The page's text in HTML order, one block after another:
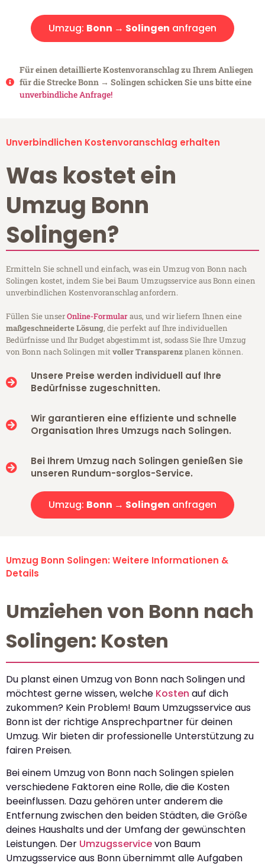
Umzug: Bonn → Solingen anfragen
Für einen detaillierte Kostenvoranschlag zu Ihrem Anliegen
für die Strecke Bonn → Solingen schicken Sie uns bitte eine
unverbindliche Anfrage!
Unverbindlichen Kostenvoranschlag erhalten
Was kostet ein
Umzug Bonn
Solingen?
Ermitteln Sie schnell und einfach, was ein Umzug von Bonn nach
Solingen kostet, indem Sie bei Baum Umzugsservice aus Bonn einen
unverbindlichen Kostenvoranschlag anfordern.
Füllen Sie unserOnline-Formularaus, und wir liefern Ihnen eine
maßgeschneiderte Lösung, die perfekt auf Ihre individuellen
Bedürfnisse und Ihr Budget abgestimmt ist, sodass Sie Ihre Umzug
von Bonn nach Solingen mitvoller Transparenzplanen können.
Unsere Preise werden individuell auf Ihre
Bedürfnisse zugeschnitten.
Wir garantieren eine effiziente und schnelle
Organisation Ihres Umzugs nach Solingen.
Bei Ihrem Umzug nach Solingen genießen Sie
unseren Rundum-sorglos-Service.
Umzug: Bonn → Solingen anfragen
Umzug Bonn Solingen: Weitere Informationen &
Details
Umziehen von Bonn nach
Solingen: Kosten
Du planst einen Umzug von Bonn nach Solingen und
möchtest gerne wissen, welche Kosten auf dich
zukommen? Kein Problem! Baum Umzugsservice aus
Bonn ist der richtige Ansprechpartner für deinen
Umzug. Wir bieten dir professionelle Unterstützung zu
fairen Preisen.
Bei einem Umzug von Bonn nach Solingen spielen
verschiedene Faktoren eine Rolle, die die Kosten
beeinflussen. Dazu gehören unter anderem die
Entfernung zwischen den beiden Städten, die Größe
deines Haushalts und der Umfang der gewünschten
Leistungen. Der Umzugsservicevon Baum
Umzugsservice aus Bonn übernimmt alle Aufgaben